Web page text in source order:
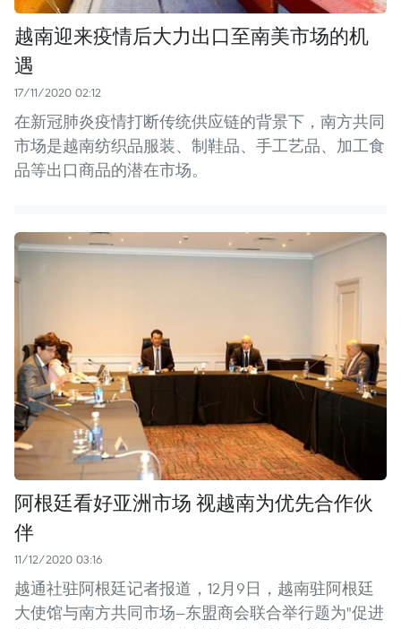
越南迎来疫情后大力出口至南美市场的机
遇
17/11/2020 02:12
在新冠肺炎疫情打断传统供应链的背景下，南方共同
市场是越南纺织品服装、制鞋品、手工艺品、加工食
品等出口商品的潜在市场。
阿根廷看好亚洲市场 视越南为优先合作伙
伴
11/12/2020 03:16
越通社驻阿根廷记者报道，12月9日，越南驻阿根廷
大使馆与南方共同市场—东盟商会联合举行题为"促进